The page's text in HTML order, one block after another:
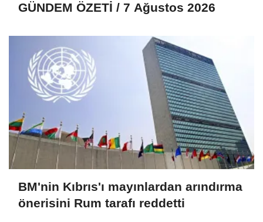
GÜNDEM ÖZETİ / 7 Ağustos 2026
BM'nin Kıbrıs'ı mayınlardan arındırma
önerisini Rum tarafı reddetti